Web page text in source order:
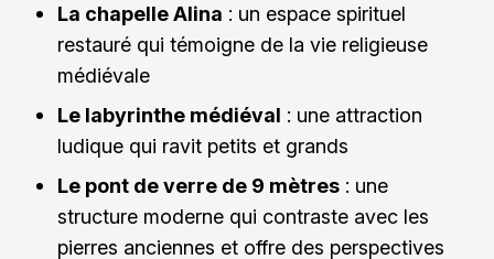
La chapelle Alina : un espace spirituel
restauré qui témoigne de la vie religieuse
médiévale
Le labyrinthe médiéval : une attraction
ludique qui ravit petits et grands
Le pont de verre de 9 mètres : une
structure moderne qui contraste avec les
pierres anciennes et offre des perspectives